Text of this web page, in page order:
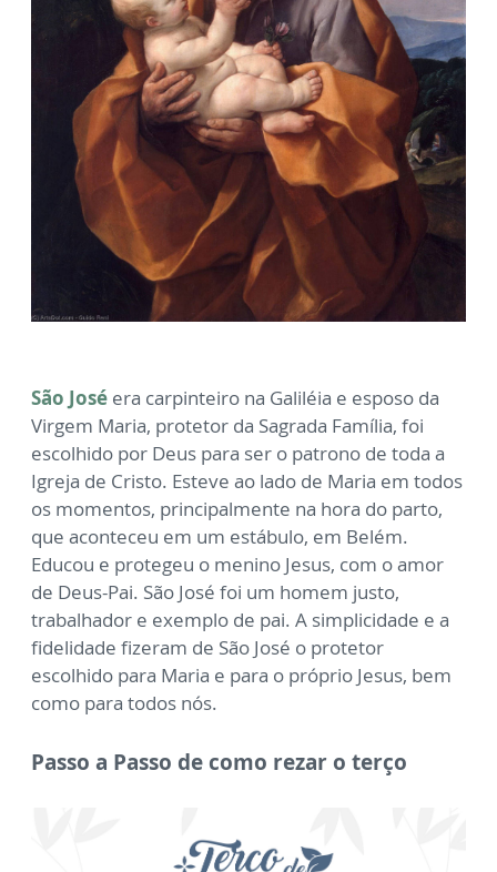
São José era carpinteiro na Galiléia e esposo da
Virgem Maria, protetor da Sagrada Família, foi
escolhido por Deus para ser o patrono de toda a
Igreja de Cristo. Esteve ao lado de Maria em todos
os momentos, principalmente na hora do parto,
que aconteceu em um estábulo, em Belém.
Educou e protegeu o menino Jesus, com o amor
de Deus-Pai. São José foi um homem justo,
trabalhador e exemplo de pai. A simplicidade e a
fidelidade fizeram de São José o protetor
escolhido para Maria e para o próprio Jesus, bem
como para todos nós.
Passo a Passo de como rezar o terço